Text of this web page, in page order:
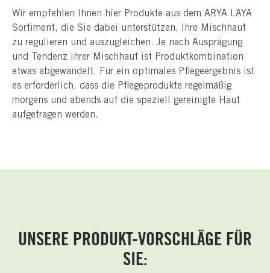
Wir empfehlen Ihnen hier Produkte aus dem ARYA LAYA
Sortiment, die Sie dabei unterstützen, Ihre Mischhaut
zu regulieren und auszugleichen. Je nach Ausprägung
und Tendenz ihrer Mischhaut ist Produktkombination
etwas abgewandelt. Für ein optimales Pflegeergebnis ist
es erforderlich, dass die Pflegeprodukte regelmäßig
morgens und abends auf die speziell gereinigte Haut
aufgetragen werden.
UNSERE PRODUKT-VORSCHLÄGE FÜR
SIE: